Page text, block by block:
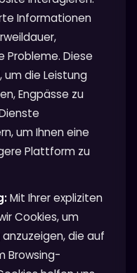
Informationen
Probleme. Diese
die Leistung
Engpässe zu
um Ihnen eine
Plattform zu
Mit Ihrer expliziten
Cookies, um
die auf
Browsing-